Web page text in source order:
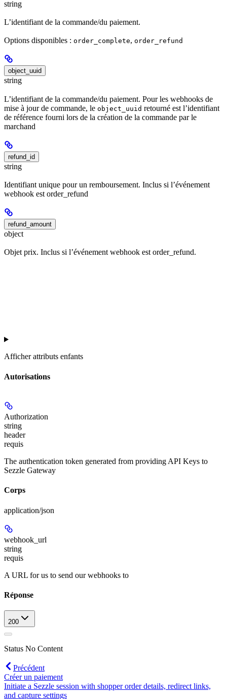
string
L’identifiant de la commande/du paiement.
Options disponibles : order_complete, order_refund
object_uuid
string
L’identifiant de la commande/du paiement. Pour les webhooks de
mise à jour de commande, le object_uuid retourné est l’identifiant
de référence fourni lors de la création de la commande par le
marchand
refund_id
string
Identifiant unique pour un remboursement. Inclus si l’événement
webhook est order_refund
refund_amount
object
Objet prix. Inclus si l’événement webhook est order_refund.
Afficher attributs enfants
Autorisations
Authorization
string
header
requis
The authentication token generated from providing API Keys to
Sezzle Gateway
Corps
application/json
webhook_url
string
requis
A URL for us to send our webhooks to
Réponse
200
Status No Content
Précédent
Créer un paiement
Initiate a Sezzle session with shopper order details, redirect links,
and capture settings